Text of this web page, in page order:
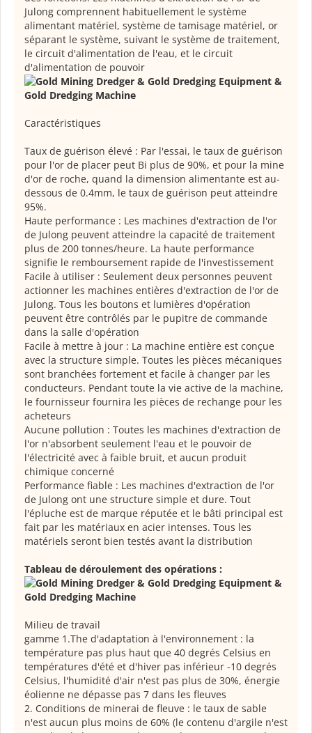
Julong comprennent habituellement le système
alimentant matériel, système de tamisage matériel, or
séparant le système, suivant le système de traitement,
le circuit d'alimentation de l'eau, et le circuit
d'alimentation de pouvoir
Caractéristiques
Taux de guérison élevé : Par l'essai, le taux de guérison
pour l'or de placer peut Bi plus de 90%, et pour la mine
d'or de roche, quand la dimension alimentante est au-
dessous de 0.4mm, le taux de guérison peut atteindre
95%.
Haute performance : Les machines d'extraction de l'or
de Julong peuvent atteindre la capacité de traitement
plus de 200 tonnes/heure. La haute performance
signifie le remboursement rapide de l'investissement
Facile à utiliser : Seulement deux personnes peuvent
actionner les machines entières d'extraction de l'or de
Julong. Tous les boutons et lumières d'opération
peuvent être contrôlés par le pupitre de commande
dans la salle d'opération
Facile à mettre à jour : La machine entière est conçue
avec la structure simple. Toutes les pièces mécaniques
sont branchées fortement et facile à changer par les
conducteurs. Pendant toute la vie active de la machine,
le fournisseur fournira les pièces de rechange pour les
acheteurs
Aucune pollution : Toutes les machines d'extraction de
l'or n'absorbent seulement l'eau et le pouvoir de
l'électricité avec à faible bruit, et aucun produit
chimique concerné
Performance fiable : Les machines d'extraction de l'or
de Julong ont une structure simple et dure. Tout
l'épluche est de marque réputée et le bâti principal est
fait par les matériaux en acier intenses. Tous les
matériels seront bien testés avant la distribution
Tableau de déroulement des opérations :
Milieu de travail
gamme 1.The d'adaptation à l'environnement : la
température pas plus haut que 40 degrés Celsius en
températures d'été et d'hiver pas inférieur -10 degrés
Celsius, l'humidité d'air n'est pas plus de 30%, énergie
éolienne ne dépasse pas 7 dans les fleuves
2. Conditions de minerai de fleuve : le taux de sable
n'est aucun plus moins de 60% (le contenu d'argile n'est